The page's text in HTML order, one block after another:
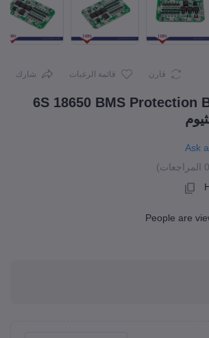
قارن قائمة الرغبات شارك
6S 18650 BMS Protection
Ask
People are